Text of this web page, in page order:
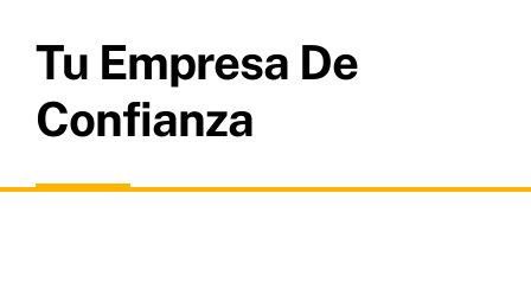
Tu Empresa De
Confianza